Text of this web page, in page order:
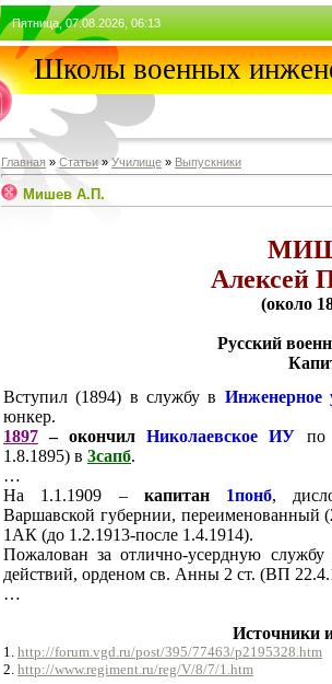
Пятница, 07.08.2026, 06:13
Школы военных
Главная » Статьи »Училищe » Выпускники
Мишев А.П.
Алексей
(около
Русский
Вступил (1894) в службу в
юнкер.
1897 – окончилНиколаевское ИУ
по
1.8.1895) в 3сапб.
…
На 1.1.1909 – капитан 1понб,
Варшавской губернии, переименованный
1АК (до 1.2.1913-после 1.4.1914).
Пожалован за отлично-усердную
действий, орденом св. Анны 2 ст. (ВП
…
Источники
1. http://forum.vgd.ru/post/395/77463/p2195328.htm
2. http://www.regiment.ru/reg/V/8/7/1.htm